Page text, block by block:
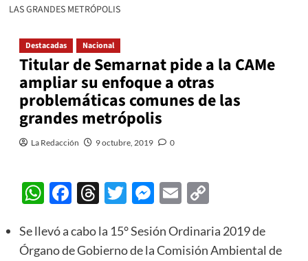
LAS GRANDES METRÓPOLIS
Destacadas Nacional
Titular de Semarnat pide a la CAMe
ampliar su enfoque a otras
problemáticas comunes de las
grandes metrópolis
La Redacción 9 octubre, 2019 0
WhatsApp
Facebook
Threads
Twitter
Messenger
EmailCopy
Se llevó a cabo la 15° Sesión Ordinaria 2019 de
Órgano de Gobierno de la Comisión Ambiental de